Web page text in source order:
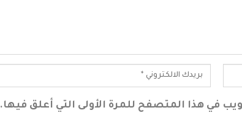
في هذا المتصفح للمرة الأولى التي أعلق فيها.